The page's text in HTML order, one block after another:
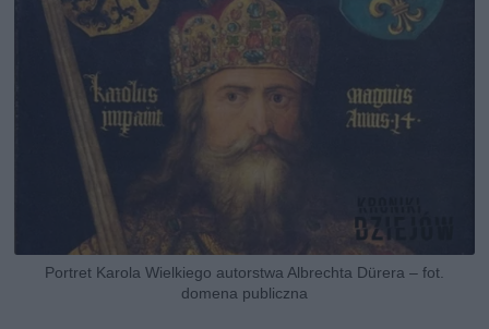
Portret Karola Wielkiego autorstwa Albrechta Dürera – fot.
domena publiczna